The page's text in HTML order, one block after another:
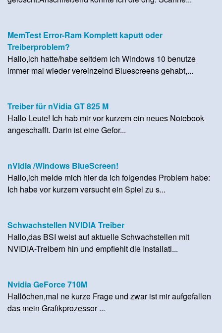
MemTest Error-Ram Komplett kaputt oder
Treiberproblem?
Hallo,ich hatte/habe seitdem ich Windows 10 benutze
immer mal wieder vereinzelnd Bluescreens gehabt,...
Treiber für nVidia GT 825 M
Hallo Leute! Ich hab mir vor kurzem ein neues Notebook
angeschafft. Darin ist eine Gefor...
nVidia /Windows BlueScreen!
Hallo,ich melde mich hier da ich folgendes Problem habe:
Ich habe vor kurzem versucht ein Spiel zu s...
Schwachstellen NVIDIA Treiber
Hallo,das BSI weist auf aktuelle Schwachstellen mit
NVIDIA-Treibern hin und empfiehlt die Installati...
Nvidia GeForce 710M
Hallöchen,mal ne kurze Frage und zwar ist mir aufgefallen
das mein Grafikprozessor ...